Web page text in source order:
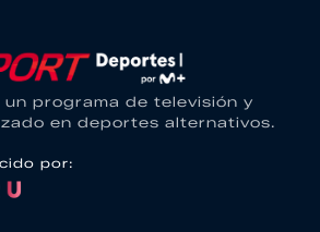
un programa de televisión y
en deportes alternativos.
por: